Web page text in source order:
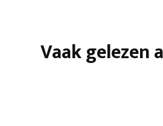
Vaak gelezen